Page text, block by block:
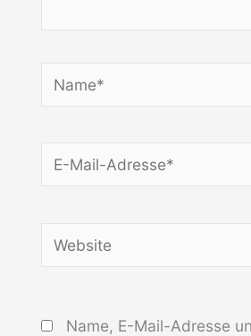
Name*
E-
Website
Name, E-Mail-Adresse